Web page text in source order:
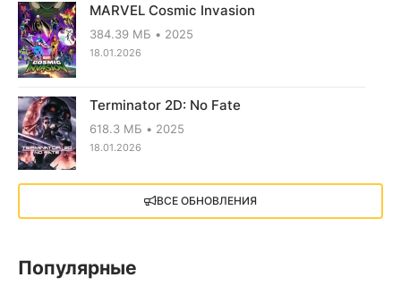
MARVEL Cosmic Invasion
384.39 МБ 2025
18.01.2026
Terminator 2D: No Fate
618.3 МБ 2025
18.01.2026
X4: Foundations (2018)
13.73 GB 2018
ВСЕ ОБНОВЛЕНИЯ
Популярные